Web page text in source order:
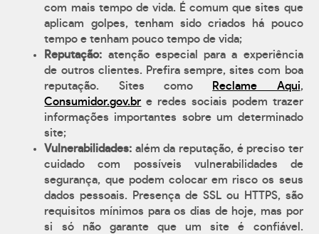
com mais tempo de vida. É comum que sites que
aplicam golpes, tenham sido criados há pouco
tempo e tenham pouco tempo de vida;
Reputação: atenção especial para a experiência
de outros clientes. Prefira sempre, sites com boa
reputação. Sites como
Reclame Aqui,
Consumidor.gov.br e redes sociais podem trazer
informações importantes sobre um determinado
site;
Vulnerabilidades: além da reputação, é preciso ter
cuidado com possíveis vulnerabilidades de
segurança, que podem colocar em risco os seus
dados pessoais. Presença de SSL ou HTTPS, são
requisitos mínimos para os dias de hoje, mas por
si só não garante que um site é confiável.